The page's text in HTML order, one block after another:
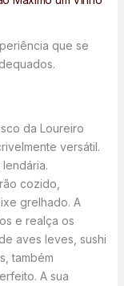
que se
da Loureiro
versátil.
cozido,
grelhado. A
e realça os
aves leves, sushi
também
A sua